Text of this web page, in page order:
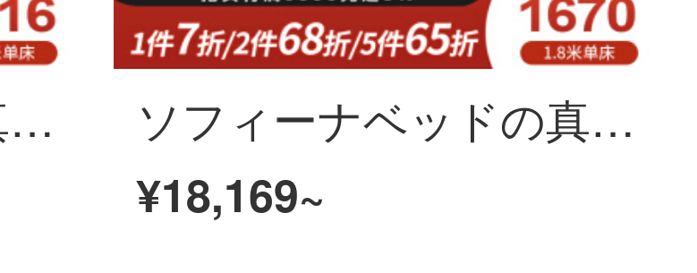
ソフィーナベッドの真皮ベッド1.8 m現代簡単なカバン1.5本のベッドの大きさのダブルベッドの木材の貯蔵シーツ（フレーム）1500*2000 ソフィーナベッドの真皮ベッド北欧の軽奢な皮のベッドの近代的な簡単な予約をしました。
¥18,169~